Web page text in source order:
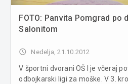
FOTO: Panvita Pomgrad po
Salonitom
access_time Nedelja, 21.10.2012
V športni dvorani OŠ I je včeraj
odbojkarski ligi za moške. V 3.